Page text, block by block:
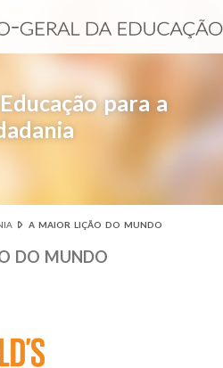
para a
A MAIOR LIÇÃO DO MUNDO
DO MUNDO